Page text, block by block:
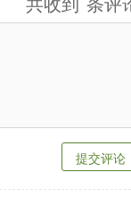
提交评论